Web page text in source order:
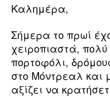
Καλημέρα,
Σήμερα το πρωί
χειροπιαστά,
πορτοφόλι,
στο Μόντρεαλ και
αξίζει να